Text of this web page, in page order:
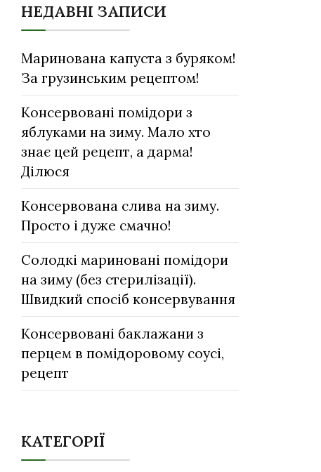
НЕДАВНІ ЗАПИСИ
Маринована капуста з буряком!
За грузинським рецептом!
Консервовані помідори з
яблуками на зиму. Мало хто
знає цей рецепт, а дарма!
Ділюся
Консервована слива на зиму.
Просто і дуже смачно!
Солодкі мариновані помідори
на зиму (без стерилізації).
Швидкий спосіб консервування
Консервовані баклажани з
перцем в помідоровому соусі,
рецепт
КАТЕГОРІЇ